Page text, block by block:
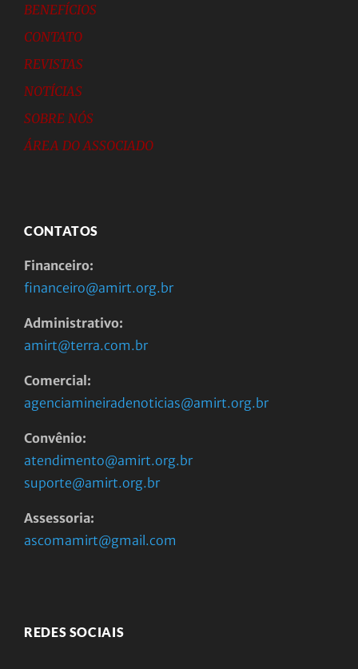
BENEFÍCIOS
CONTATO
REVISTAS
NOTÍCIAS
SOBRE NÓS
ÁREA DO ASSOCIADO
CONTATOS
Financeiro:
financeiro@amirt.org.br
Administrativo:
amirt@terra.com.br
Comercial:
agenciamineiradenoticias@amirt.org.br
Convênio:
atendimento@amirt.org.br
suporte@amirt.org.br
Assessoria:
ascomamirt@gmail.com
REDES SOCIAIS